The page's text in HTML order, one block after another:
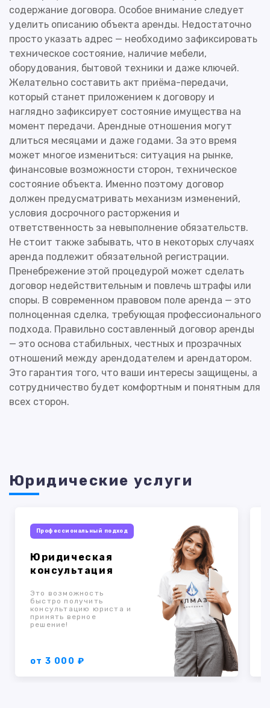
содержание договора. Особое внимание следует
уделить описанию объекта аренды. Недостаточно
просто указать адрес — необходимо зафиксировать
техническое состояние, наличие мебели,
оборудования, бытовой техники и даже ключей.
Желательно составить акт приёма-передачи,
который станет приложением к договору и
наглядно зафиксирует состояние имущества на
момент передачи. Арендные отношения могут
длиться месяцами и даже годами. За это время
может многое измениться: ситуация на рынке,
финансовые возможности сторон, техническое
состояние объекта. Именно поэтому договор
должен предусматривать механизм изменений,
условия досрочного расторжения и
ответственность за невыполнение обязательств.
Не стоит также забывать, что в некоторых случаях
аренда подлежит обязательной регистрации.
Пренебрежение этой процедурой может сделать
договор недействительным и повлечь штрафы или
споры. В современном правовом поле аренда — это
полноценная сделка, требующая профессионального
подхода. Правильно составленный договор аренды
— это основа стабильных, честных и прозрачных
отношений между арендодателем и арендатором.
Это гарантия того, что ваши интересы защищены, а
сотрудничество будет комфортным и понятным для
всех сторон.
Юридические услуги
Профессиональный подход
Юридическая
консультация
Это возможность
быстро получить
консультацию юриста и
принять верное
решение!
от 3 000 ₽